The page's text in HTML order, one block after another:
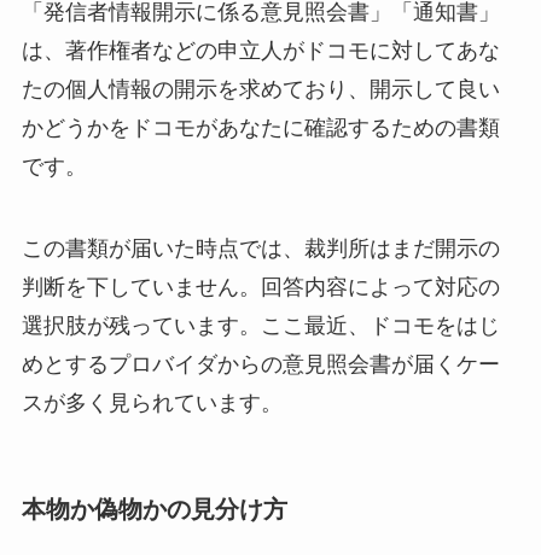
「発信者情報開示に係る意見照会書」「通知書」
は、著作権者などの申立人がドコモに対してあな
たの個人情報の開示を求めており、開示して良い
かどうかをドコモがあなたに確認するための書類
です。
この書類が届いた時点では、裁判所はまだ開示の
判断を下していません。回答内容によって対応の
選択肢が残っています。ここ最近、ドコモをはじ
めとするプロバイダからの意見照会書が届くケー
スが多く見られています。
本物か偽物かの見分け方